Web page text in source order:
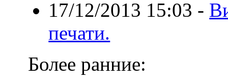
17/12/2013 15:03 -
печати.
Более ранние: